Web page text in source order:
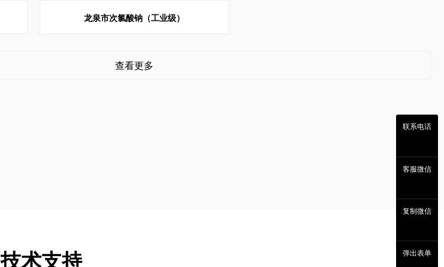
龙泉市次氯酸钠（工业级）
查看更多
技术支持
联系电话
客服微信
复制微信
弹出表单